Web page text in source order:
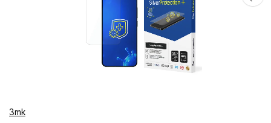
3mk